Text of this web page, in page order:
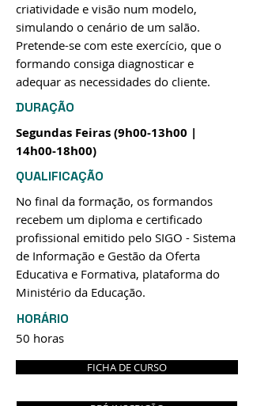
criatividade e visão num modelo,
simulando o cenário de um salão.
Pretende-se com este exercício, que o
formando consiga diagnosticar e
adequar as necessidades do cliente.
DURAÇÃO
Segundas Feiras (9h00-13h00 |
14h00-18h00)
QUALIFICAÇÃO
No final da formação, os formandos
recebem um diploma e certificado
profissional emitido pelo SIGO - Sistema
de Informação e Gestão da Oferta
Educativa e Formativa, plataforma do
Ministério da Educação.
HORÁRIO
50 horas
FICHA DE CURSO